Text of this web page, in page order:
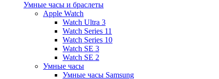
Умные часы и браслеты
Apple Watch
Watch Ultra 3
Watch Series 11
Watch Series 10
Watch SE 3
Watch SE 2
Умные часы
Умные часы Samsung